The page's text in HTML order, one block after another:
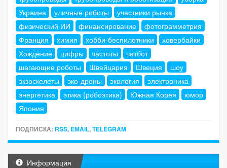
Украина
уличные роботы
участники рынка
физический ИИ
финансирование
фотограмметрия
Франция
химия хобби-беспилотники
ховербайки
Хождение
цифры частоты
чатбот
шагающие роботы
Швейцария Швеция
шоу
экзоскелеты
эко-дроны экология
электроника
энергетика
этика (робоэтика) Южная Корея
юмор
Япония
ПОДПИСКА: RSS, EMAIL,TELEGRAM
Информация